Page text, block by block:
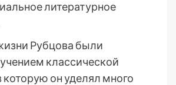
литературное
Рубцова были
классической
которую он уделял много